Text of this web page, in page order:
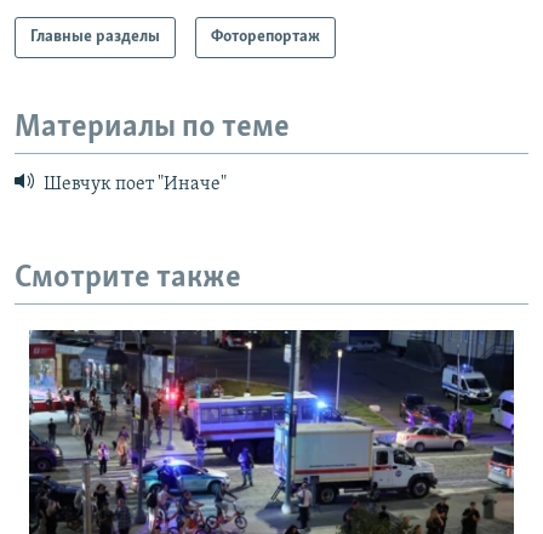
Главные разделы Фоторепортаж
Материалы по теме
Шевчук поет "Иначе"
Смотрите также